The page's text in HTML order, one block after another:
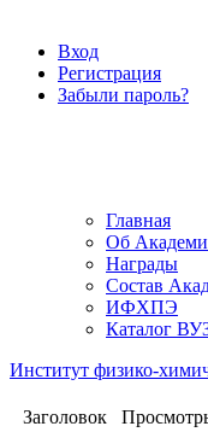
Вход
Регистрация
Забыли пароль?
Главная
Об
Награды
Состав
ИФХПЭ
Каталог
Институт физико-
Заголовок